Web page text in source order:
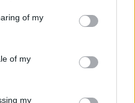
behaviour. You may click to
and its third-party tags to
purposes in below Google
of my
of my
my